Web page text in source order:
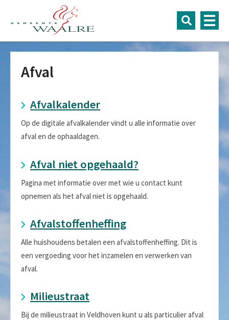
Afval
Afvalkalender
Op de digitale afvalkalender vindt u alle informatie over
afval en de ophaaldagen.
Afval niet opgehaald?
Pagina met informatie over met wie u contact kunt
opnemen als het afval niet is opgehaald.
Afvalstoffenheffing
Alle huishoudens betalen een afvalstoffenheffing. Dit is
een vergoeding voor het inzamelen en verwerken van
afval.
Milieustraat
Bij de milieustraat in Veldhoven kunt u als particulier afval